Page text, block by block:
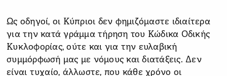
Ως οδηγοί, οι Κύπριοι δεν φημιζόμαστε ιδιαίτερα
για την κατά γράμμα τήρηση του Κώδικα Οδικής
Κυκλοφορίας, ούτε και για την ευλαβική
συμμόρφωσή μας με νόμους και διατάξεις. Δεν
είναι τυχαίο, άλλωστε, που κάθε χρόνο οι